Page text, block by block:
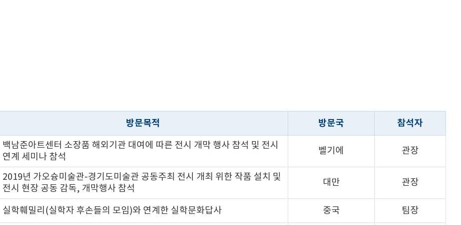
방문목적 방문국 참석자
백남준아트센터 소장품 해외기관 대여에 따른 전시 개막 행사 참석 및 전시
연계 세미나 참석
벨기에 관장
2019년 가오슝미술관-경기도미술관 공동주최 전시 개최 위한 작품 설치 및
전시 현장 공동 감독, 개막행사 참석
대만 관장
실학훼밀리(실학자 후손들의 모임)와 연계한 실학문화답사 중국 팀장